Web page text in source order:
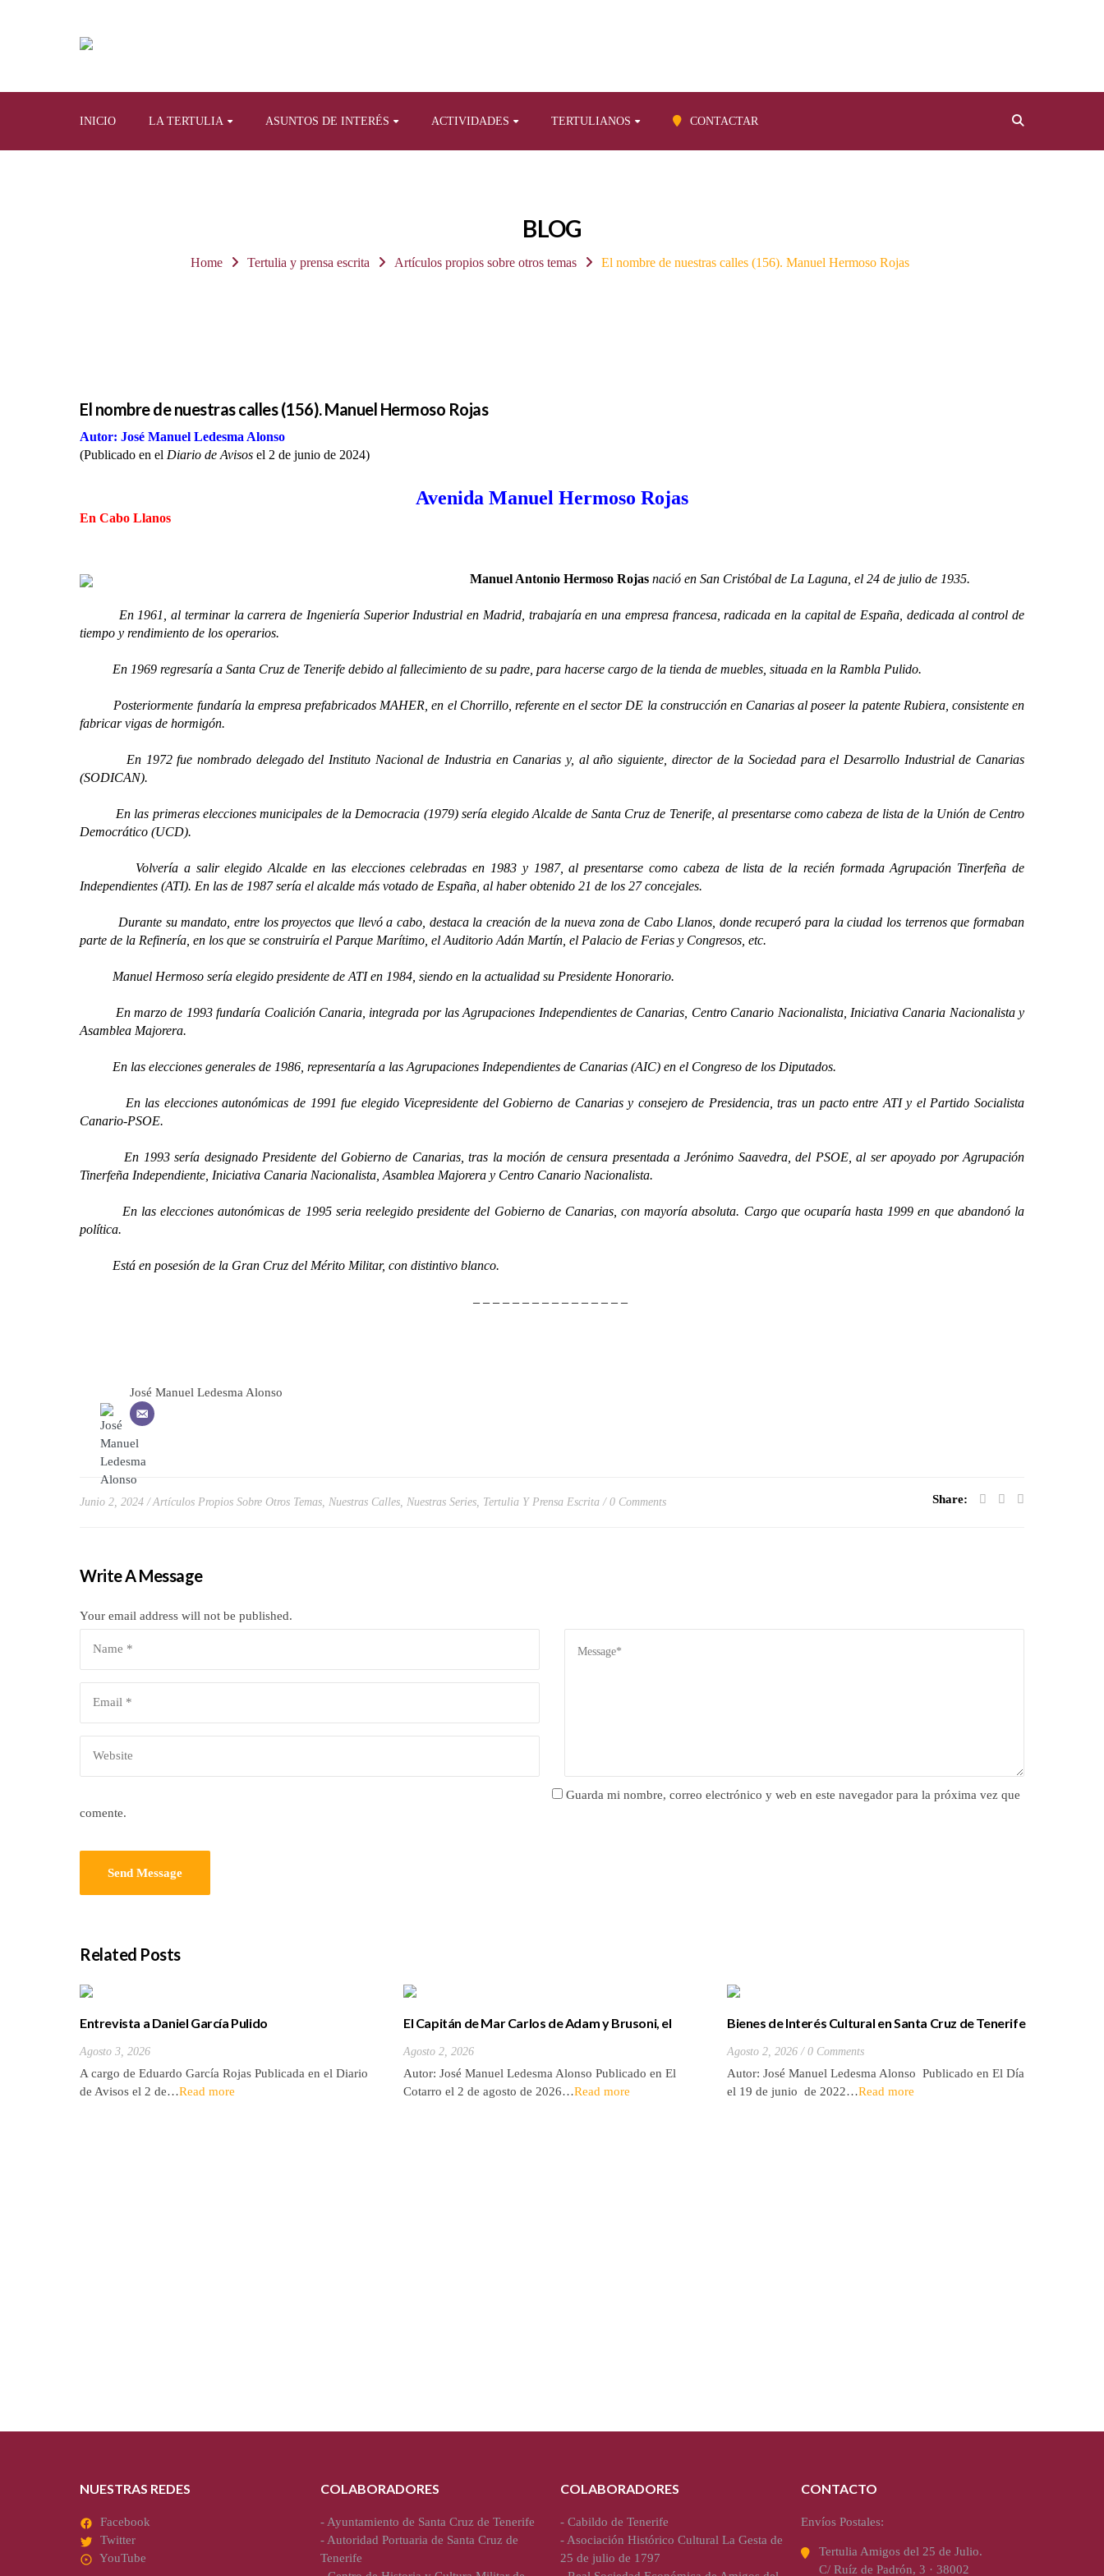
INICIO LA TERTULIA ASUNTOS DE INTERÉS ACTIVIDADES TERTULIANOS CONTACTAR
BLOG
Home Tertulia y prensa escrita Artículos propios sobre otros temas El nombre de nuestras calles (156). Manuel Hermoso Rojas
El nombre de nuestras calles (156). Manuel Hermoso Rojas
Autor: José Manuel Ledesma Alonso
(Publicado en el Diario de Avisos el 2 de junio de 2024)
Avenida Manuel Hermoso Rojas
En Cabo Llanos
Manuel Antonio Hermoso Rojas nació en San Cristóbal de La Laguna, el 24 de julio de 1935.
En 1961, al terminar la carrera de Ingeniería Superior Industrial en Madrid, trabajaría en una empresa francesa, radicada en la capital de España, dedicada al control de
tiempo y rendimiento de los operarios.
En 1969 regresaría a Santa Cruz de Tenerife debido al fallecimiento de su padre, para hacerse cargo de la tienda de muebles, situada en la Rambla Pulido.
Posteriormente fundaría la empresa prefabricados MAHER, en el Chorrillo, referente en el sector DE la construcción en Canarias al poseer la patente Rubiera, consistente en
fabricar vigas de hormigón.
En 1972 fue nombrado delegado del Instituto Nacional de Industria en Canarias y, al año siguiente, director de la Sociedad para el Desarrollo Industrial de Canarias
(SODICAN).
En las primeras elecciones municipales de la Democracia (1979) sería elegido Alcalde de Santa Cruz de Tenerife, al presentarse como cabeza de lista de la Unión de Centro
Democrático (UCD).
Volvería a salir elegido Alcalde en las elecciones celebradas en 1983 y 1987, al presentarse como cabeza de lista de la recién formada Agrupación Tinerfeña de
Independientes (ATI). En las de 1987 sería el alcalde más votado de España, al haber obtenido 21 de los 27 concejales.
Durante su mandato, entre los proyectos que llevó a cabo, destaca la creación de la nueva zona de Cabo Llanos, donde recuperó para la ciudad los terrenos que formaban
parte de la Refinería, en los que se construiría el Parque Marítimo, el Auditorio Adán Martín, el Palacio de Ferias y Congresos, etc.
Manuel Hermoso sería elegido presidente de ATI en 1984, siendo en la actualidad su Presidente Honorario.
En marzo de 1993 fundaría Coalición Canaria, integrada por las Agrupaciones Independientes de Canarias, Centro Canario Nacionalista, Iniciativa Canaria Nacionalista y
Asamblea Majorera.
En las elecciones generales de 1986, representaría a las Agrupaciones Independientes de Canarias (AIC) en el Congreso de los Diputados.
En las elecciones autonómicas de 1991 fue elegido Vicepresidente del Gobierno de Canarias y consejero de Presidencia, tras un pacto entre ATI y el Partido Socialista
Canario-PSOE.
En 1993 sería designado Presidente del Gobierno de Canarias, tras la moción de censura presentada a Jerónimo Saavedra, del PSOE, al ser apoyado por Agrupación
Tinerfeña Independiente, Iniciativa Canaria Nacionalista, Asamblea Majorera y Centro Canario Nacionalista.
En las elecciones autonómicas de 1995 seria reelegido presidente del Gobierno de Canarias, con mayoría absoluta. Cargo que ocuparía hasta 1999 en que abandonó la
política.
Está en posesión de la Gran Cruz del Mérito Militar, con distintivo blanco.
– – – – – – – – – – – – – – – –
José Manuel Ledesma Alonso
Junio 2, 2024 Artículos Propios Sobre Otros Temas Nuestras Calles Nuestras Series Tertulia Y Prensa Escrita 0 Comments Share:
Write A Message
Your email address will not be published.
Guarda mi nombre, correo electrónico y web en este navegador para la próxima vez que
comente.
Related Posts
Entrevista a Daniel García Pulido
Agosto 3, 2026
A cargo de Eduardo García Rojas Publicada en el Diario
de Avisos el 2 de…Read more
El Capitán de Mar Carlos de Adam y Brusoni, el
Agosto 2, 2026
Autor: José Manuel Ledesma Alonso Publicado en El
Cotarro el 2 de agosto de 2026…Read more
Bienes de Interés Cultural en Santa Cruz de Tenerife
Agosto 2, 2026 0 Comments
Autor: José Manuel Ledesma Alonso Publicado en El Día
el 19 de junio de 2022…Read more
NUESTRAS REDES
Facebook
Twitter
YouTube
COLABORADORES
-Ayuntamiento de Santa Cruz de Tenerife
-Autoridad Portuaria de Santa Cruz de
Tenerife
COLABORADORES
- Cabildo de Tenerife
-Asociación Histórico Cultural La Gesta de
25 de julio de 1797
CONTACTO
Envíos Postales:
Tertulia Amigos del 25 de Julio.
C/ Ruíz de Padrón, 3 · 38002